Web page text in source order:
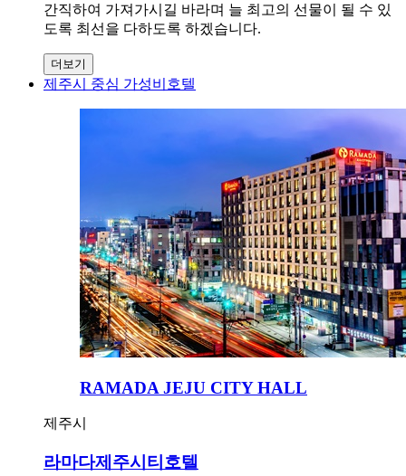
간직하여 가져가시길 바라며 늘 최고의 선물이 될 수 있
도록 최선을 다하도록 하겠습니다.
더보기
제주시 중심 가성비호텔
RAMADA JEJU CITY HALL
제주시
라마다제주시티호텔